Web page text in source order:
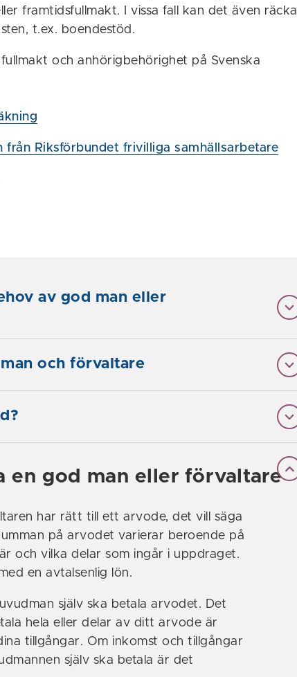
framtidsfullmakt. I vissa fall kan det även räcka
t.ex. boendestöd.
och anhörigbehörighet på Svenska
från Riksförbundet frivilliga samhällsarbetare
av god man eller
och förvaltare
en god man eller förvaltare
har rätt till ett arvode, det vill säga
på arvodet varierar beroende på
och vilka delar som ingår i uppdraget.
en avtalsenlig lön.
själv ska betala arvodet. Det
hela eller delar av ditt arvode är
tillgångar. Om inkomst och tillgångar
själv ska betala är det